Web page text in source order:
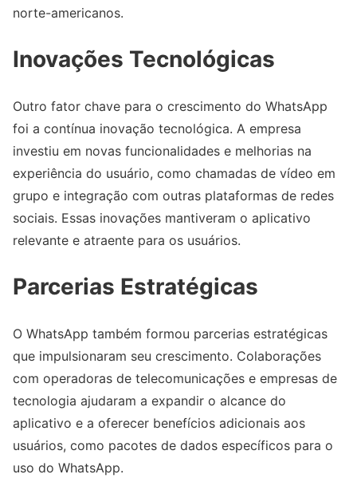
norte-americanos.
Inovações Tecnológicas
Outro fator chave para o crescimento do WhatsApp
foi a contínua inovação tecnológica. A empresa
investiu em novas funcionalidades e melhorias na
experiência do usuário, como chamadas de vídeo em
grupo e integração com outras plataformas de redes
sociais. Essas inovações mantiveram o aplicativo
relevante e atraente para os usuários.
Parcerias Estratégicas
O WhatsApp também formou parcerias estratégicas
que impulsionaram seu crescimento. Colaborações
com operadoras de telecomunicações e empresas de
tecnologia ajudaram a expandir o alcance do
aplicativo e a oferecer benefícios adicionais aos
usuários, como pacotes de dados específicos para o
uso do WhatsApp.